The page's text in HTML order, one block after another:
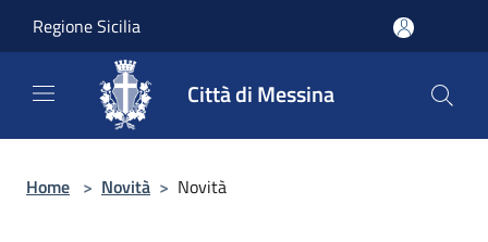
Regione Sicilia
Città di Messina
Home > Novità > Novità